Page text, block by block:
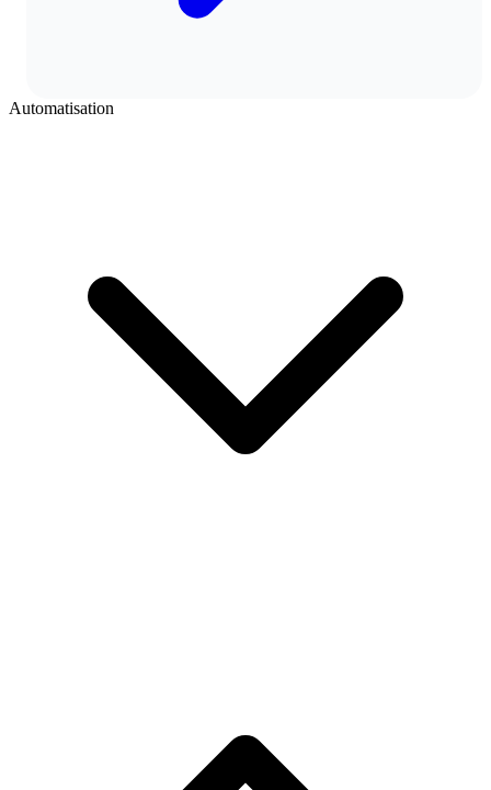
Automatisation